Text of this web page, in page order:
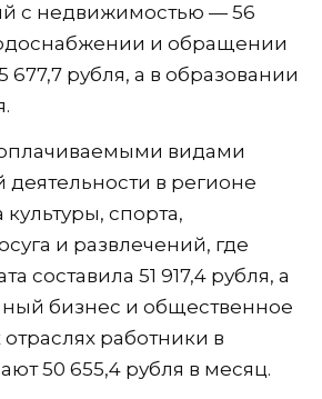
с недвижимостью — 56
и обращении
677,7 рубля, а в образовании
видами
в регионе
спорта,
и развлечений, где
составила 51 917,4 рубля, а
бизнес и общественное
работники в
50 655,4 рубля в месяц.